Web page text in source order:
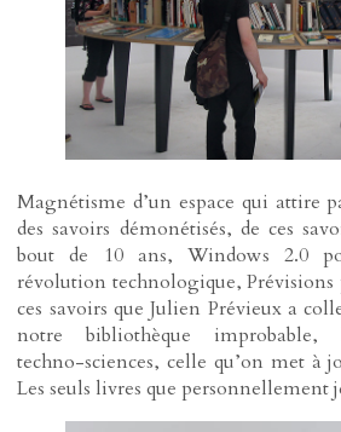
Magnétisme d’un espace qui attire
des savoirs démonétisés, de ces
bout de 10 ans, Windows 2.0
révolution technologique, Prévisions
ces savoirs que Julien Prévieux a
notre bibliothèque improbable,
techno-sciences, celle qu’on met à
Les seuls livres que personnellement